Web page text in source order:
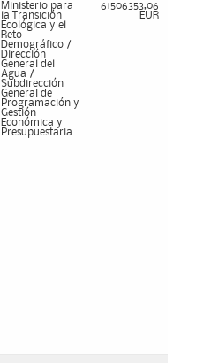
Ministerio para
la Transición
Ecológica y el
Reto
Demográfico /
Dirección
General del
Agua /
Subdirección
General de
Programación y
Gestión
Económica y
Presupuestaria
61506353,06
EUR